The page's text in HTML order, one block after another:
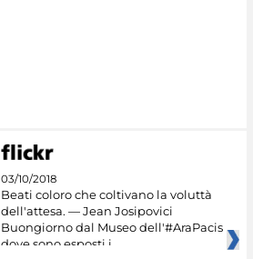
03/10/2018
Beati coloro che coltivano la voluttà
dell'attesa. — Jean Josipovici
Buongiorno dal Museo dell'#AraPacis
dove sono esposti i